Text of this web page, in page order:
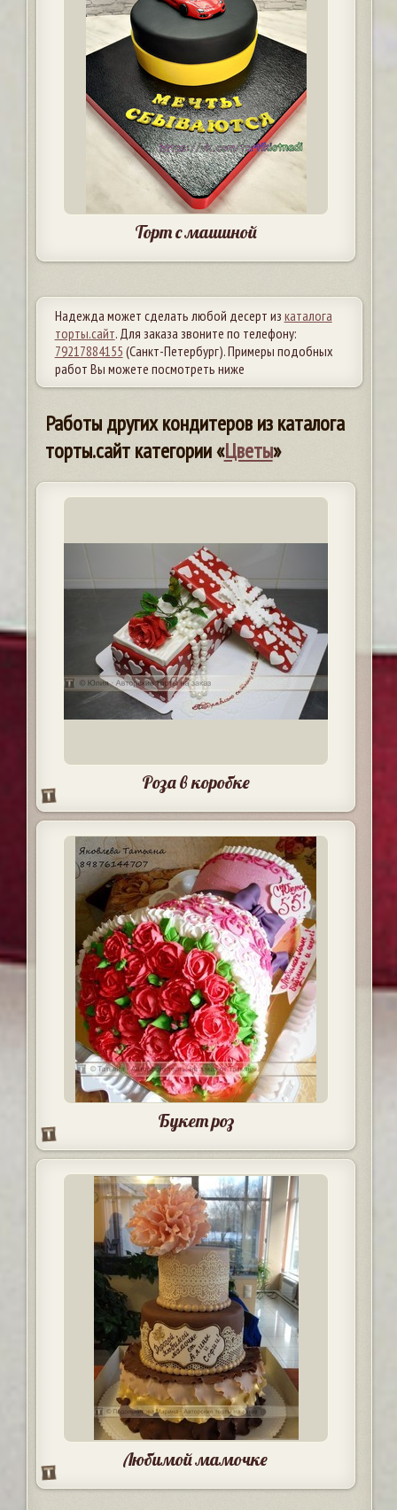
Торт с машиной
Надежда может сделать любой десерт из каталога
торты.сайт. Для заказа звоните по телефону:
79217884155 (Санкт-Петербург). Примеры подобных
работ Вы можете посмотреть ниже
Работы других кондитеров из каталога
торты.сайт категории «Цветы»
Роза в коробке
Букет роз
Любимой мамочке